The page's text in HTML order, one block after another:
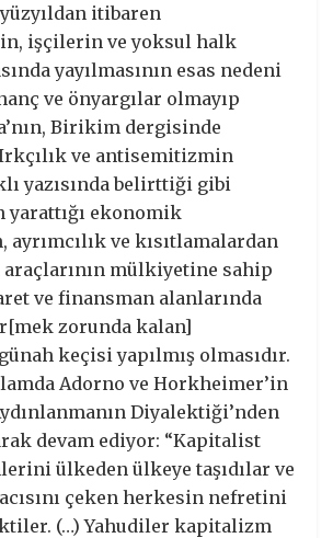
itibaren
işçilerin ve yoksul halk
yayılmasının esas nedeni
ve önyargılar olmayıp
Birikim dergisinde
ve antisemitizmin
yazısında belirttiği gibi
ekonomik
ve kısıtlamalardan
araçlarının mülkiyetine sahip
ve finansman alanlarında
zorunda kalan]
keçisi yapılmış olmasıdır.
Adorno ve Horkheimer’in
Diyalektiği’nden
devam ediyor: “Kapitalist
ülkeden ülkeye taşıdılar ve
çeken herkesin nefretini
(…) Yahudiler kapitalizm